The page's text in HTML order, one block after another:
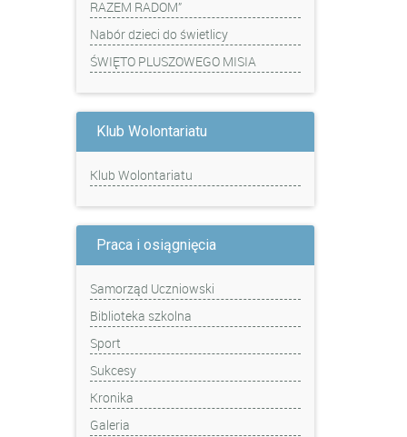
RAZEM RADOM”
Nabór dzieci do świetlicy
ŚWIĘTO PLUSZOWEGO MISIA
Klub Wolontariatu
Klub Wolontariatu
Praca i osiągnięcia
Samorząd Uczniowski
Biblioteka szkolna
Sport
Sukcesy
Kronika
Galeria